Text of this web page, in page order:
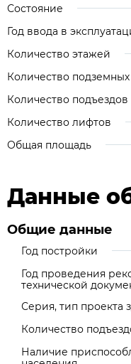
Состояние
Год ввода в
Количество этажей
Количество
Количество подъездов
Количество лифтов
Общая площадь
Данные
Общие данные
Год постройки
Год проведения
технической
Серия, тип проекта
Количество
Наличие